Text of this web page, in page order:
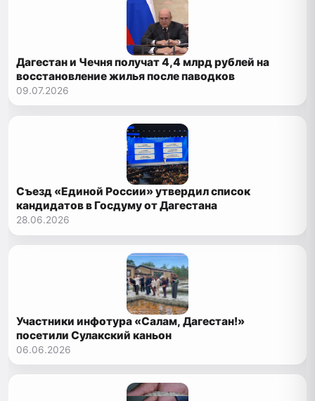
Дагестан и Чечня получат 4,4 млрд рублей на
восстановление жилья после паводков
09.07.2026
Съезд «Единой России» утвердил список
кандидатов в Госдуму от Дагестана
28.06.2026
Участники инфотура «Салам, Дагестан!»
посетили Сулакский каньон
06.06.2026